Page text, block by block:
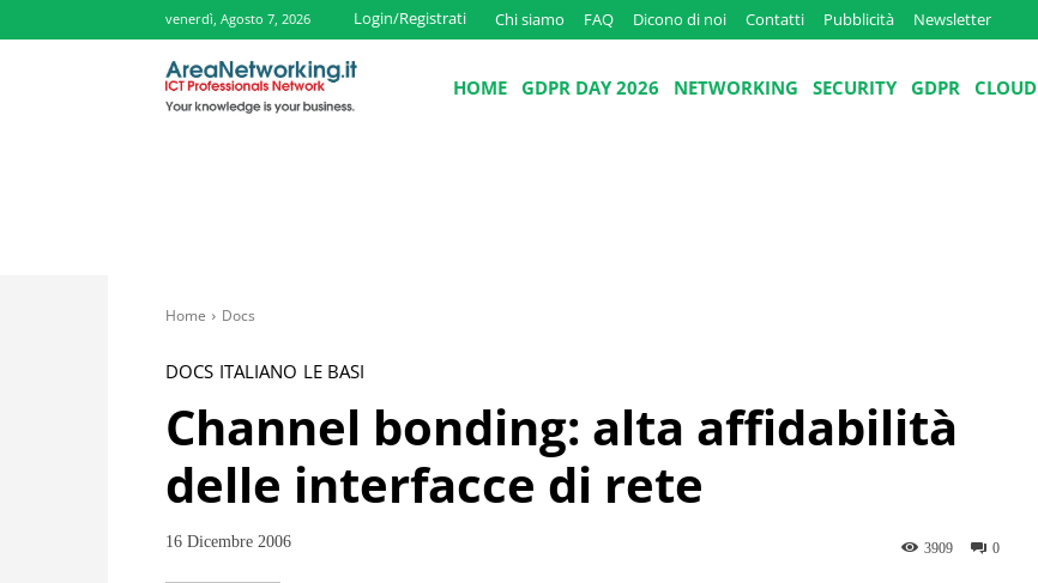
venerdì, Agosto 7, 2026 Login/Registrati Chi siamo FAQ Dicono di noi Contatti Pubblicità Newsletter
HOME GDPR DAY 2026 NETWORKING SECURITY GDPR CLOUD
Home Docs
DOCS ITALIANO LE BASI
Channel bonding: alta affidabilità
delle interfacce di rete
16 Dicembre 2006 0
3909